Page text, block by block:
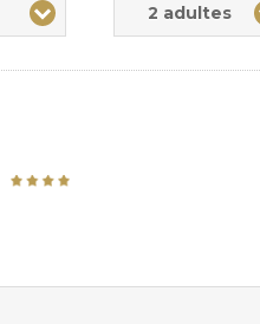
2 adultes